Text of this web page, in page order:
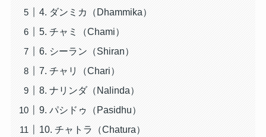
4. ダンミカ（Dhammika）
5. チャミ（Chami）
6. シーラン（Shiran）
7. チャリ（Chari）
8. ナリンダ（Nalinda）
9. パシドゥ（Pasidhu）
10. チャトラ（Chatura）